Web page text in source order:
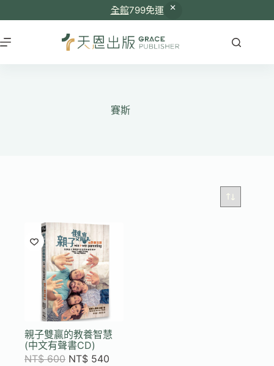
全館799免運
至
主
賽斯
親子雙贏的教養智慧
(中文有聲書CD)
NT$600 NT$ 540